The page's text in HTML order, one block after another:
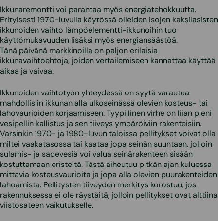
Ikkunaremontti voi parantaa myös energiatehokkuutta.
Erityisesti 1970-luvulla käytössä olleiden isojen kaksilasisten
ikkunoiden vaihto lämpöelementti-ikkunoihin tuo
käyttömukavuuden lisäksi myös energiansäästöä.
Tänä päivänä markkinoilla on paljon erilaisia
ikkunavaihtoehtoja, joiden vertailemiseen kannattaa käyttää
aikaa ja vaivaa.
Ikkunoiden vaihtotyön yhteydessä on syytä varautua
mahdollisiin ikkunan alla ulkoseinässä olevien kosteus- tai
lahovaurioiden korjaamiseen. Tyypillinen virhe on liian pieni
vesipellin kallistus ja sen tiiveys ympäröiviin rakenteisiin.
Varsinkin 1970- ja 1980-luvun taloissa pellitykset voivat olla
miltei vaakatasossa tai kaataa jopa seinän suuntaan, jolloin
sulamis- ja sadevesiä voi valua seinärakenteen sisään
kostuttamaan eristeitä. Tästä aiheutuu pitkän ajan kuluessa
mittavia kosteusvaurioita ja jopa alla olevien puurakenteiden
lahoamista. Pellitysten tiiveyden merkitys korostuu, jos
rakennuksessa ei ole räystäitä, jolloin pellitykset ovat alttiina
viistosateen vaikutukselle.